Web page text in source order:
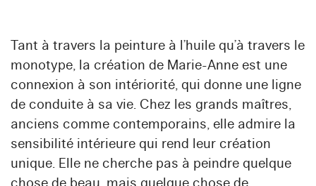
Tant à travers la peinture à l’huile qu’à travers le
monotype, la création de Marie-Anne est une
connexion à son intériorité, qui donne une ligne
de conduite à sa vie. Chez les grands maîtres,
anciens comme contemporains, elle admire la
sensibilité intérieure qui rend leur création
unique. Elle ne cherche pas à peindre quelque